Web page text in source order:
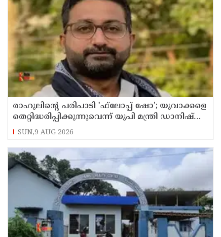
രാഹുലിന്റെ പരിപാടി 'ഫ്‌ലോപ്പ് ഷോ'; യുവാക്കളെ
തെറ്റിദ്ധരിപ്പിക്കുന്നുവെന്ന് യുപി മന്ത്രി ഡാനിഷ്
അന്‍സാരി
SUN,9 AUG 2026